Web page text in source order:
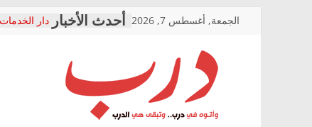
الجمعة, أغسطس 7, 2026
دار
معاناة
فرحات
حزب
درب